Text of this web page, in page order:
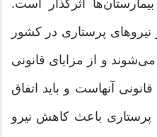
اثرگذار است.
که ۷۵ درصد از نیرو‌های پرستاری در کشور
و از مزایای قانونی
آنهاست و باید اتفاق
پرستاری باعث کاهش نیرو